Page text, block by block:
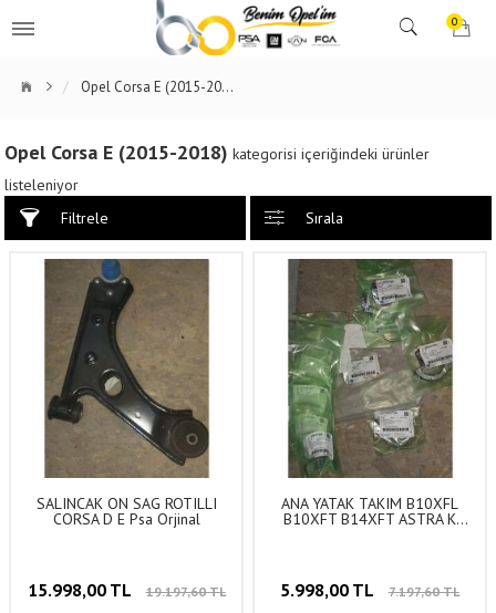
0
Opel Corsa E (2015-2018)
Opel Corsa E (2015-2018) kategorisi içeriğindeki ürünler
listeleniyor
Filtrele
Sırala
SALINCAK ON SAG ROTILLI
CORSA D E Psa Orjinal
15.998,00 TL 19.197,60 TL
ANA YATAK TAKIM B10XFL
B10XFT B14XFT ASTRA K
5.998,00 TL 7.197,60 TL